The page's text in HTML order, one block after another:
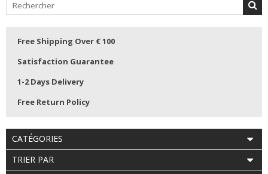
Free Shipping Over € 100
Satisfaction Guarantee
1-2 Days Delivery
Free Return Policy
CATÉGORIES
TRIER PAR